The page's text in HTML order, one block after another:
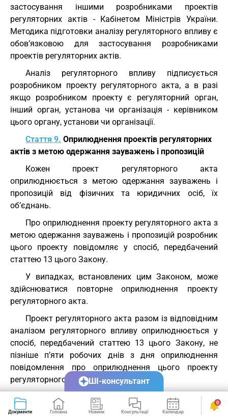
застосування іншими розробниками проектів
регуляторних актів - Кабінетом Міністрів України.
Методика підготовки аналізу регуляторного впливу є
обов’язковою для застосування розробниками
проектів регуляторних актів.
Аналіз регуляторного впливу підписується
розробником проекту регуляторного акта, а в разі
якщо розробником проекту є регуляторний орган,
інший орган, установа чи організація - керівником
цього органу, установи чи організації.
Стаття 9. Оприлюднення проектів регуляторних
актів з метою одержання зауважень і пропозицій
Кожен проект регуляторного акта
оприлюднюється з метою одержання зауважень і
пропозицій від фізичних та юридичних осіб, їх
об’єднань.
Про оприлюднення проекту регуляторного акта з
метою одержання зауважень і пропозицій розробник
цього проекту повідомляє у спосіб, передбачений
статтею 13 цього Закону.
У випадках, встановлених цим Законом, може
здійснюватися повторне оприлюднення проекту
регуляторного акта.
Проект регуляторного акта разом із відповідним
аналізом регуляторного впливу оприлюднюється у
спосіб, передбачений статтею 13 цього Закону, не
пізніше п’яти робочих днів з дня оприлюднення
повідомлення про оприлюднення цього проекту
регуляторного акта.
Повідомлення про оприлюднення проекту
регуляторного акта повинно містити:
Документи Головна Новини Консультації Календар Сервіси
0
ШІ-консультант